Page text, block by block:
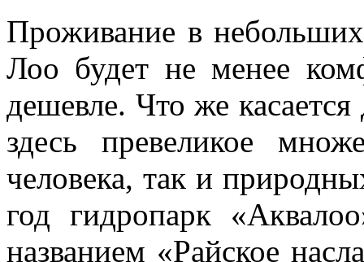
Проживание в
Лоо будет не менее
дешевле. Что же
здесь превеликое
человека, так и
год гидропарк
названием «Райское